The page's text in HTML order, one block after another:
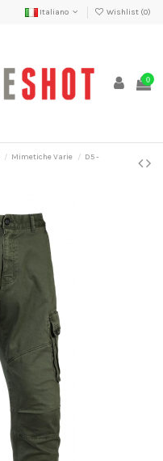
Italiano Wishlist (0)
0
Mimetiche Varie
D5 -